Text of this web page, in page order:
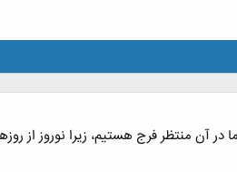
آن منتظر فرج هستیم، زیرا نوروز از